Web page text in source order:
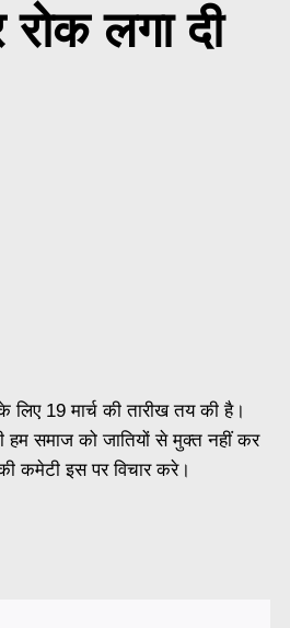
लगा दी
19 मार्च की तारीख तय की है।
समाज को जातियों से मुक्त नहीं कर
कमेटी इस पर विचार करे।